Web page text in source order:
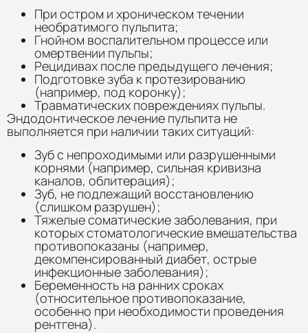
При остром и хроническом течении
необратимого пульпита;
Гнойном воспалительном процессе или
омертвении пульпы;
Рецидивах после предыдущего лечения;
Подготовке зуба к протезированию
(например, под коронку);
Травматических повреждениях пульпы.
Эндодонтическое лечение пульпита не
выполняется при наличии таких ситуаций:
Зуб с непроходимыми или разрушенными
корнями (например, сильная кривизна
каналов, облитерация);
Зуб, не подлежащий восстановлению
(слишком разрушен);
Тяжелые соматические заболевания, при
которых стоматологические вмешательства
противопоказаны (например,
декомпенсированный диабет, острые
инфекционные заболевания);
Беременность на ранних сроках
(относительное противопоказание,
особенно при необходимости проведения
рентгена).